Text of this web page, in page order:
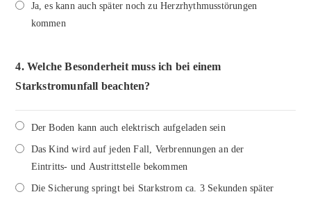
Ja, es kann auch später noch zu Herzrhythmusstörungen
kommen
4.Welche Besonderheit muss ich bei einem
Starkstromunfall beachten?
Der Boden kann auch elektrisch aufgeladen sein
Das Kind wird auf jeden Fall, Verbrennungen an der
Eintritts- und Austrittstelle bekommen
Die Sicherung springt bei Starkstrom ca. 3 Sekunden später